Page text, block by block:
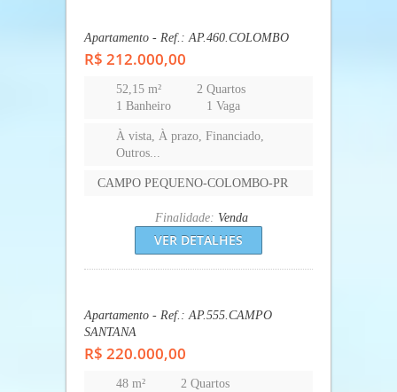
Apartamento - Ref.: AP.460.COLOMBO
R$ 212.000,00
52,15 m²
2 Quartos
1 Banheiro
1 Vaga
À vista, À prazo, Financiado,
Outros...
CAMPO PEQUENO-COLOMBO-PR
Finalidade: Venda
VER DETALHES
Apartamento - Ref.: AP.555.CAMPO
SANTANA
R$ 220.000,00
48 m²
2 Quartos